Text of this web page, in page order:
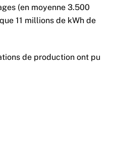
(en moyenne 3.500
11 millions de kWh de
de production ont pu